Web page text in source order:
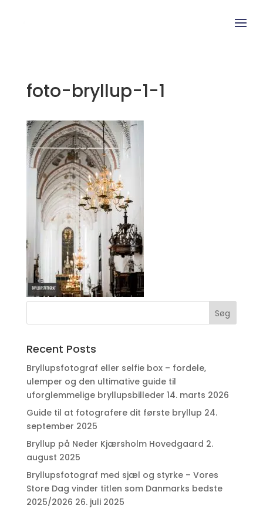
foto-bryllup-1-1
Recent Posts
Bryllupsfotograf eller selfie box – fordele,
ulemper og den ultimative guide til
uforglemmelige bryllupsbilleder 14. marts 2026
Guide til at fotografere dit første bryllup 24.
september 2025
Bryllup på Neder Kjærsholm Hovedgaard 2.
august 2025
Bryllupsfotograf med sjæl og styrke – Vores
Store Dag vinder titlen som Danmarks bedste
2025/2026 26. juli 2025